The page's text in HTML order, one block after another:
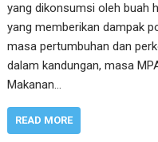
yang dikonsumsi oleh buah
yang memberikan dampak
masa pertumbuhan dan
dalam kandungan, masa
Makanan…
READ MORE